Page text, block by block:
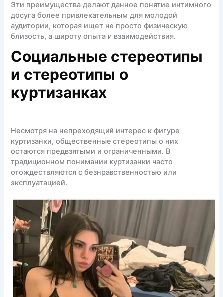
Эти преимущества делают данное понятие интимного
досуга более привлекательным для молодой
аудитории, которая ищет не просто физическую
близость, а широту опыта и взаимодействия.
Социальные стереотипы
и стереотипы о
куртизанках
Несмотря на непреходящий интерес к фигуре
куртизанки, общественные стереотипы о них
остаются предвзятыми и ограниченными. В
традиционном понимании куртизанки часто
отождествляются с безнравственностью или
эксплуатацией.